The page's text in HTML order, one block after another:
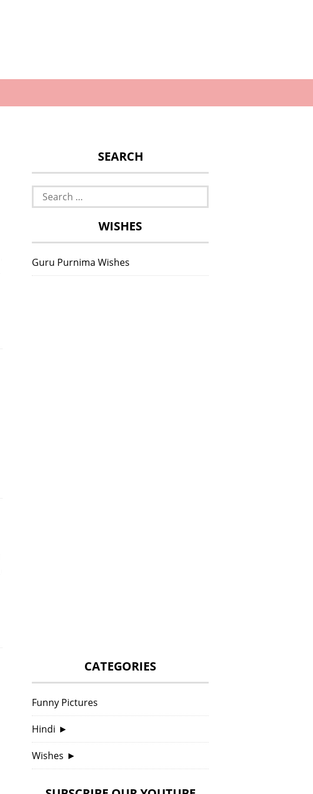
SEARCH
Search
for:
WISHES
Guru Purnima Wishes
CATEGORIES
Funny Pictures
Hindi ►
Wishes ►